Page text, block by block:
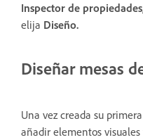
Inspector de propiedades,
elija Diseño.
Diseñar mesas
Una vez creada su
añadir elementos